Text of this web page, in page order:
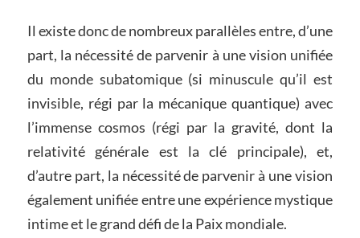
Il existe donc de nombreux parallèles entre, d’une
part, la nécessité de parvenir à une vision unifiée
du monde subatomique (si minuscule qu’il est
invisible, régi par la mécanique quantique) avec
l’immense cosmos (régi par la gravité, dont la
relativité générale est la clé principale), et,
d’autre part, la nécessité de parvenir à une vision
également unifiée entre une expérience mystique
intime et le grand défi de la Paix mondiale.